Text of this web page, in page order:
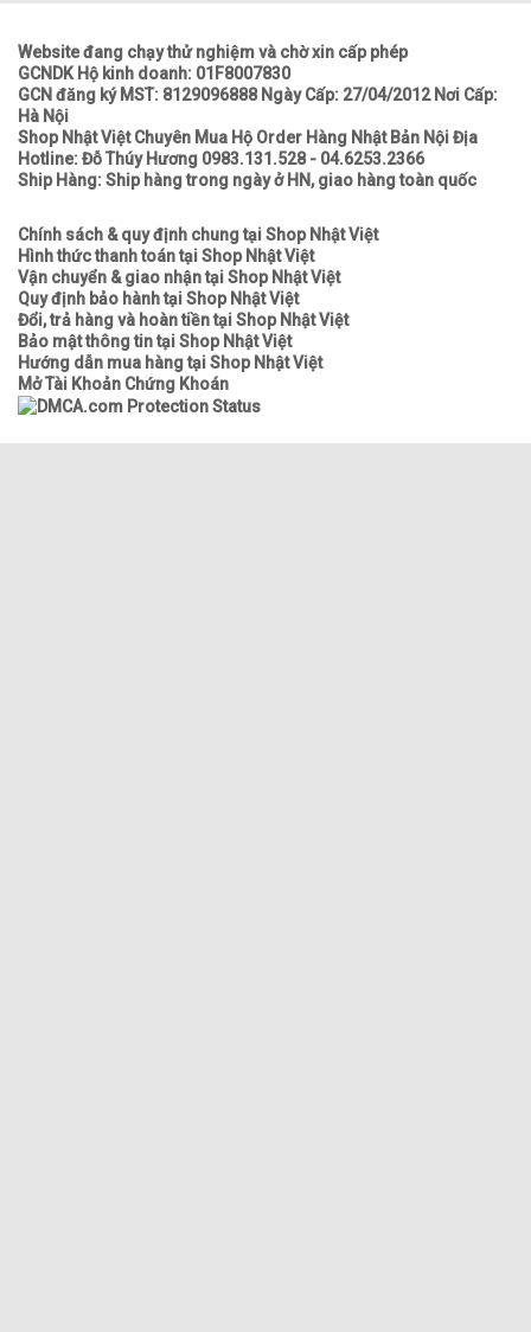
Website đang chạy thử nghiệm và chờ xin cấp phép
GCNDK Hộ kinh doanh: 01F8007830
GCN đăng ký MST: 8129096888 Ngày Cấp: 27/04/2012 Nơi Cấp:
Hà Nội
Shop Nhật Việt Chuyên Mua Hộ Order Hàng Nhật Bản Nội Địa
Hotline: Đỗ Thúy Hương 0983.131.528 - 04.6253.2366
Ship Hàng: Ship hàng trong ngày ở HN, giao hàng toàn quốc
Chính sách & quy định chung tại Shop Nhật Việt
Hình thức thanh toán tại Shop Nhật Việt
Vận chuyển & giao nhận tại Shop Nhật Việt
Quy định bảo hành tại Shop Nhật Việt
Đổi, trả hàng và hoàn tiền tại Shop Nhật Việt
Bảo mật thông tin tại Shop Nhật Việt
Hướng dẫn mua hàng tại Shop Nhật Việt
Mở Tài Khoản Chứng Khoán